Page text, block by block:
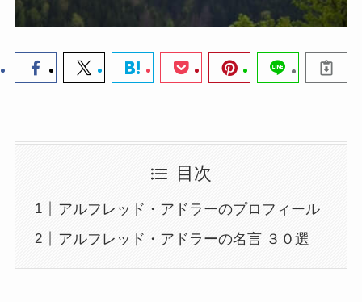
目次
アルフレッド・アドラーのプロフィール
アルフレッド・アドラーの名言 ３０選